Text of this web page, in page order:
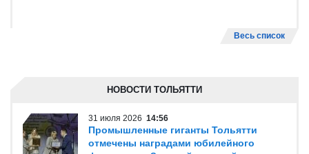
Весь список
НОВОСТИ ТОЛЬЯТТИ
31 июля 2026 14:56
Промышленные гиганты Тольятти
отмечены наградами юбилейного